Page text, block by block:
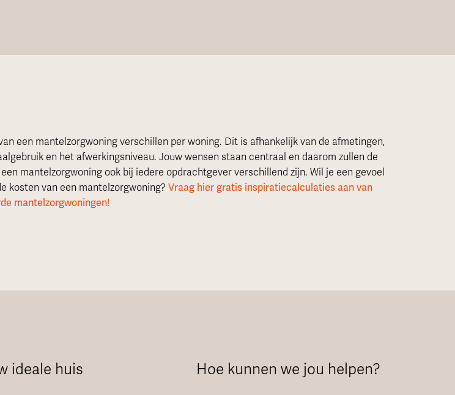
een mantelzorgwoning verschillen per woning. Dit is afhankelijk van de afmetingen,
en het afwerkingsniveau. Jouw wensen staan centraal en daarom zullen de
mantelzorgwoning ook bij iedere opdrachtgever verschillend zijn. Wil je een gevoel
kosten van een mantelzorgwoning? Vraag hier gratis inspiratiecalculaties aan van
mantelzorgwoningen!
ideale huis Hoe kunnen we jou helpen?